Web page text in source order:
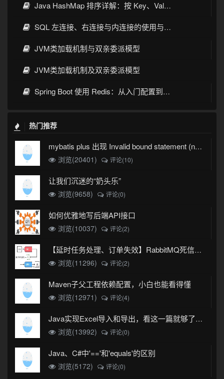
Java HashMap 排序详解：按 Key、Value 排序的几种常见写法
SQL 左连接、右连接与内连接的使用与区别
JVM类加载机制与双亲委派模型
JVM类加载机制及双亲委派模型
Spring Boot 使用 Redis：从入门配置到缓存实战
热门推荐
mybatis plus 出现 Invalid bound statement (not found)
浏览(20401)
评论(10)
让我们沉迷的“奶头乐”
浏览(9658) 评论(0)
如何优雅地写后端API接口
浏览(10037) 评论(2)
【延时任务处理、订单失效】RabbitMQ死信队列实现
浏览(11296)
评论(2)
Maven子父工程依赖配置，小白也能看得懂
浏览(12971) 评论(4)
Java实现Excel导入和导出，看这一篇就够了(珍藏版)
浏览(13992)
评论(0)
Java、C#中'=='和'equals'的区别
浏览(5172) 评论(0)